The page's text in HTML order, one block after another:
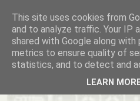
This site uses cookies from
and to analyze traffic. Your IP
shared with Google along
metrics to ensure quality of
statistics, and to detect and
LEARN